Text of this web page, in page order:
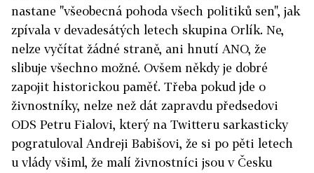
nastane "všeobecná pohoda všech politiků sen", jak
zpívala v devadesátých letech skupina Orlík. Ne,
nelze vyčítat žádné straně, ani hnutí ANO, že
slibuje všechno možné. Ovšem někdy je dobré
zapojit historickou paměť. Třeba pokud jde o
živnostníky, nelze než dát zapravdu předsedovi
ODS Petru Fialovi, který na Twitteru sarkasticky
pogratuloval Andreji Babišovi, že si po pěti letech
u vlády všiml, že malí živnostníci jsou v Česku